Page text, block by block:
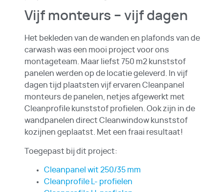
Vijf monteurs – vijf dagen
Het bekleden van de wanden en plafonds van de
carwash was een mooi project voor ons
montageteam. Maar liefst 750 m2 kunststof
panelen werden op de locatie geleverd. In vijf
dagen tijd plaatsten vijf ervaren Cleanpanel
monteurs de panelen, netjes afgewerkt met
Cleanprofile kunststof profielen. Ook zijn in de
wandpanelen direct Cleanwindow kunststof
kozijnen geplaatst. Met een fraai resultaat!
Toegepast bij dit project:
Cleanpanel wit 250/35 mm
Cleanprofile L- profielen